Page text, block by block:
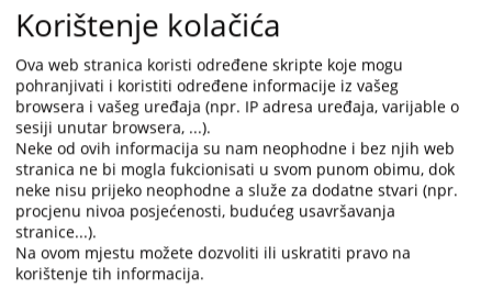
Ovaj zakon stupa na snagu osmog dana od dana objavljivanja u
"Službenom glasniku BiH".
Prikazana vijest je na: Bosanski jezik
Obavijest o preuzimanju sadržaja
Napomena: U slučaju preuzimanja vijesti istu preuzeti u
integralnom obliku uz navođenje izvora informacije.
Korištenje kolačića
Ova web stranica koristi određene skripte koje mogu
pohranjivati i koristiti određene informacije iz vašeg
browsera i vašeg uređaja (npr. IP adresa uređaja, varijable o
sesiji unutar browsera, ...).
Neke od ovih informacija su nam neophodne i bez njih web
stranica ne bi mogla fukcionisati u svom punom obimu, dok
neke nisu prijeko neophodne a služe za dodatne stvari (npr.
procjenu nivoa posjećenosti, budućeg usavršavanja
stranice...).
Na ovom mjestu možete dozvoliti ili uskratiti pravo na
korištenje tih informacija.